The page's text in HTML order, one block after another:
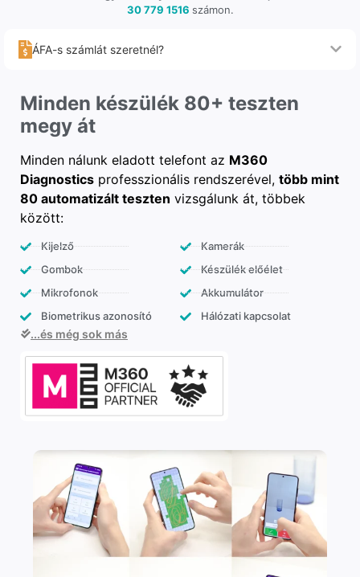
30 779 1516 számon.
ÁFA-s számlát szeretnél?
Minden készülék 80+ teszten
megy át
Minden nálunk eladott telefont az M360
Diagnostics professzionális rendszerével, több mint
80 automatizált teszten vizsgálunk át, többek
között:
Kijelző
Gombok
Mikrofonok
Biometrikus azonosító
Kamerák
Készülék előélet
Akkumulátor
Hálózati kapcsolat
...és még sok más